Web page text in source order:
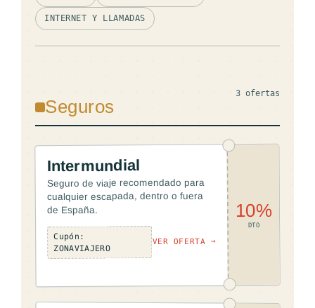
INTERNET Y LLAMADAS
Seguros
3 ofertas
Intermundial
Seguro de viaje recomendado para
cualquier escapada, dentro o fuera
de España.
Cupón:
ZONAVIAJERO
VER OFERTA →
10%
DTO